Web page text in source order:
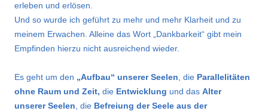
erleben und erlösen.
Und so wurde ich geführt zu mehr und mehr Klarheit und zu
meinem Erwachen. Alleine das Wort „Dankbarkeit“ gibt mein
Empfinden hierzu nicht ausreichend wieder.
Es geht um den „Aufbau“ unserer Seelen , die Parallelitäten
ohne Raum und Zeit, die Entwicklung und das Alter
unserer Seelen , die Befreiung der Seele aus der